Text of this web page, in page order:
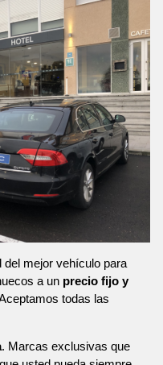
del mejor vehículo para
a un precio fijo y
todas las
. Marcas exclusivas que